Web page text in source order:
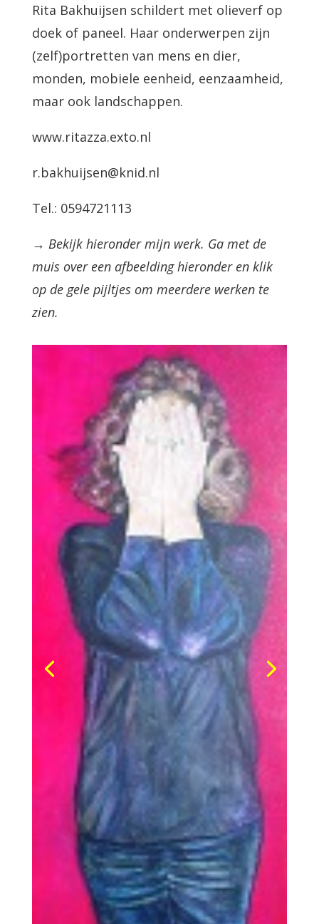
Rita Bakhuijsen schildert met olieverf op
doek of paneel. Haar onderwerpen zijn
(zelf)portretten van mens en dier,
monden, mobiele eenheid, eenzaamheid,
maar ook landschappen.
www.ritazza.exto.nl
r.bakhuijsen@knid.nl
Tel.: 0594721113
→ Bekijk hieronder mijn werk. Ga met de
muis over een afbeelding hieronder en klik
op de gele pijltjes om meerdere werken te
zien.